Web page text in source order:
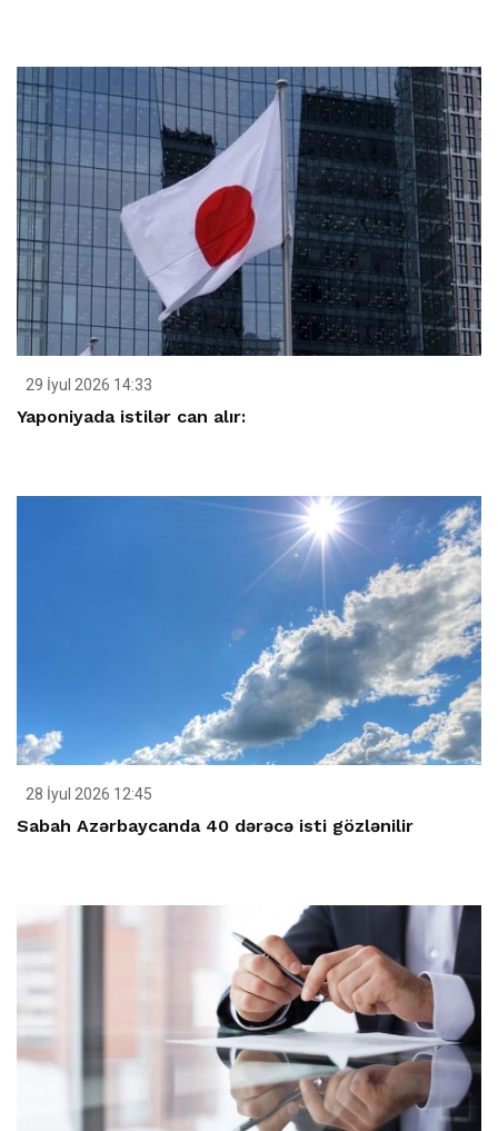
29 İyul 2026 14:33
Yaponiyada istilər can alır:
28 İyul 2026 12:45
Sabah Azərbaycanda 40 dərəcə isti gözlənilir